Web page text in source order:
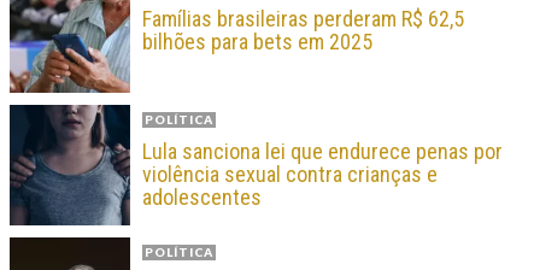
Famílias brasileiras perderam R$ 62,5
bilhões para bets em 2025
POLÍTICA
Lula sanciona lei que endurece penas por
violência sexual contra crianças e
adolescentes
POLÍTICA